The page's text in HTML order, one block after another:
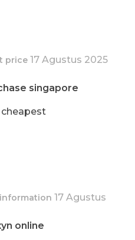
price 17 Agustus 2025
singapore
17 Agustus
online